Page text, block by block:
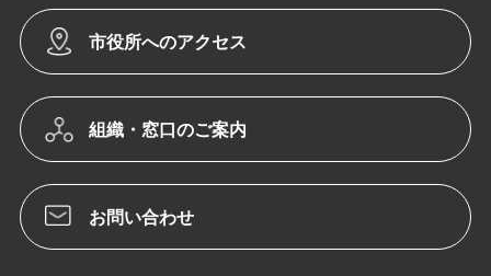
市役所へのアクセス
組織・窓口のご案内
お問い合わせ